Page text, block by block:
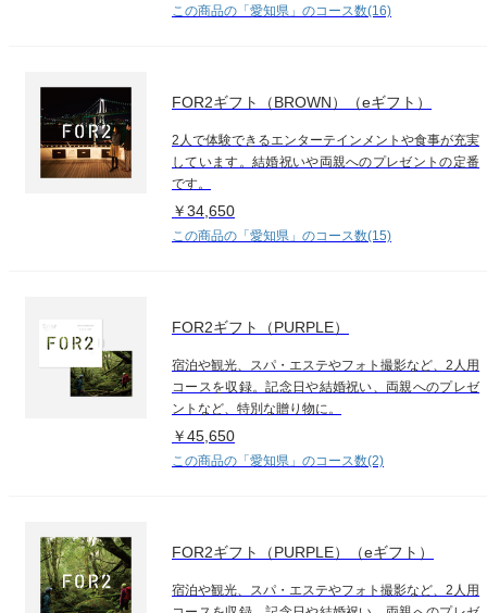
この商品の「愛知県」のコース数(16)
FOR2ギフト（BROWN）（eギフト）
2人で体験できるエンターテインメントや食事が充実
しています。結婚祝いや両親へのプレゼントの定番
です。
￥34,650
この商品の「愛知県」のコース数(15)
FOR2ギフト（PURPLE）
宿泊や観光、スパ・エステやフォト撮影など、2人用
コースを収録。記念日や結婚祝い、両親へのプレゼ
ントなど、特別な贈り物に。
￥45,650
この商品の「愛知県」のコース数(2)
FOR2ギフト（PURPLE）（eギフト）
宿泊や観光、スパ・エステやフォト撮影など、2人用